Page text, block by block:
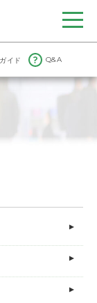
イド Q&A